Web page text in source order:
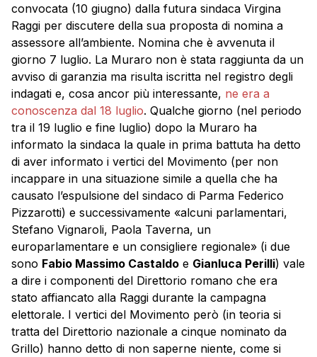
convocata (10 giugno) dalla futura sindaca Virgina
Raggi per discutere della sua proposta di nomina a
assessore all’ambiente. Nomina che è avvenuta il
giorno 7 luglio. La Muraro non è stata raggiunta da un
avviso di garanzia ma risulta iscritta nel registro degli
indagati e, cosa ancor più interessante, ne era a
conoscenza dal 18 luglio. Qualche giorno (nel periodo
tra il 19 luglio e fine luglio) dopo la Muraro ha
informato la sindaca la quale in prima battuta ha detto
di aver informato i vertici del Movimento (per non
incappare in una situazione simile a quella che ha
causato l’espulsione del sindaco di Parma Federico
Pizzarotti) e successivamente «alcuni parlamentari,
Stefano Vignaroli, Paola Taverna, un
europarlamentare e un consigliere regionale» (i due
sono Fabio Massimo Castaldo e Gianluca Perilli) vale
a dire i componenti del Direttorio romano che era
stato affiancato alla Raggi durante la campagna
elettorale. I vertici del Movimento però (in teoria si
tratta del Direttorio nazionale a cinque nominato da
Grillo) hanno detto di non saperne niente, come si